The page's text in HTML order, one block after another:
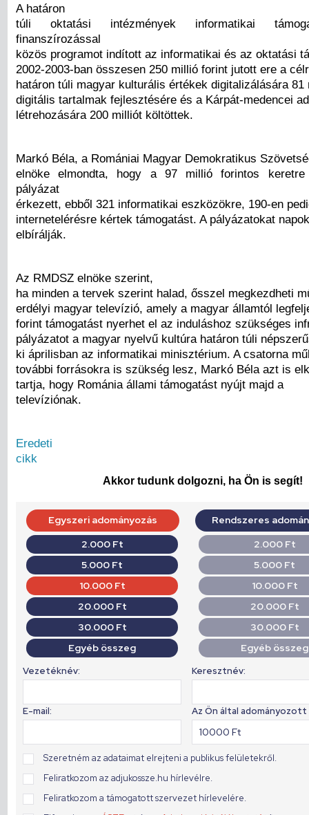
A határon
túli oktatási intézmények informatikai
finanszírozással
közös programot indított az informatikai és az oktatási
2002-2003-ban összesen 250 millió forint jutott ere a
határon túli magyar kulturális értékek digitalizálására 81
digitális tartalmak fejlesztésére és a Kárpát-medencei
létrehozására 200 milliót költöttek.
Markó Béla, a Romániai Magyar Demokratikus
elnöke elmondta, hogy a 97 millió forintos keretre
pályázat
érkezett, ebből 321 informatikai eszközökre, 190-en
internetelérésre kértek támogatást. A pályázatokat
elbírálják.
Az RMDSZ elnöke szerint,
ha minden a tervek szerint halad, ősszel megkezdheti
erdélyi magyar televízió, amely a magyar államtól
forint támogatást nyerhet el az induláshoz szükséges
pályázatot a magyar nyelvű kultúra határon túli
ki áprilisban az informatikai minisztérium. A csatorna
további forrásokra is szükség lesz, Markó Béla azt is
tartja, hogy Románia állami támogatást nyújt majd a
televíziónak.
Eredeti
cikk
Akkor tudunk dolgozni, ha Ön is segít!